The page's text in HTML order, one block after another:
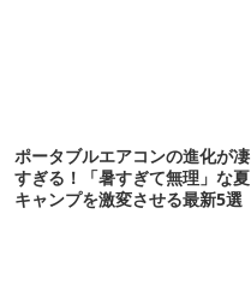
ポータブルエアコンの進化が凄
すぎる！「暑すぎて無理」な夏
キャンプを激変させる最新5選